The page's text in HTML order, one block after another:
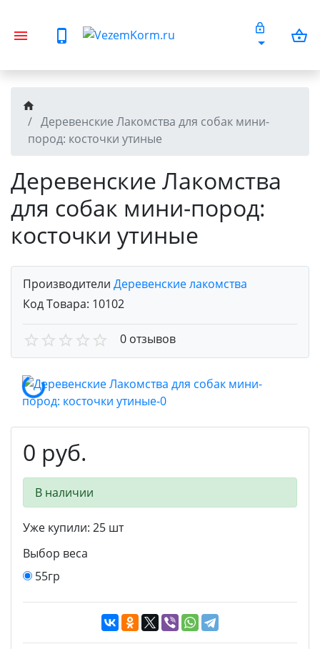
Деревенские Лакомства для собак мини-
пород: косточки утиные
Деревенские Лакомства
для собак мини-пород:
косточки утиные
Производители Деревенские лакомства
Код Товара: 10102
0 отзывов
0 руб.
В наличии
Уже купили: 25 шт
Выбор веса
55гр